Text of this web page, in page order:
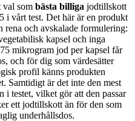
val som bästa billiga jodtillskott
i vårt test. Det här är en produkt
rena och avskalade formulering:
kapsel och inga
mikrogram jod per kapsel får
och för dig som värdesätter
profil känns produkten
Samtidigt är det inte den mest
i testet, vilket gör att den passar
ett jodtillskott än för den som
underhållsdos.